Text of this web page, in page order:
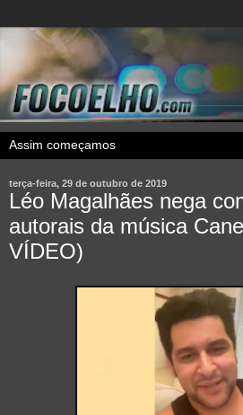
terça-feira, 29 de outubro de 2019
Léo Magalhães nega
autorais da música
VÍDEO)